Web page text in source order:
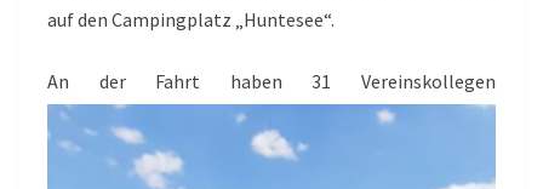
auf den Campingplatz „Huntesee“.
An der Fahrt haben 31 Vereinskollegen